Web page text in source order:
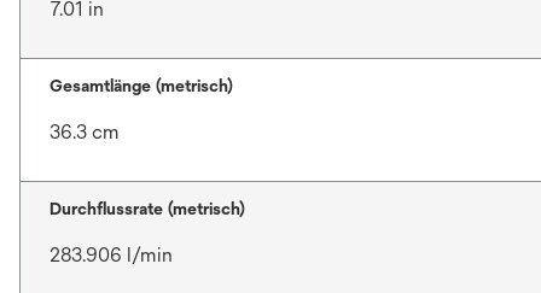
7.01 in
Gesamtlänge (metrisch)
36.3 cm
Durchflussrate (metrisch)
283.906 l/min